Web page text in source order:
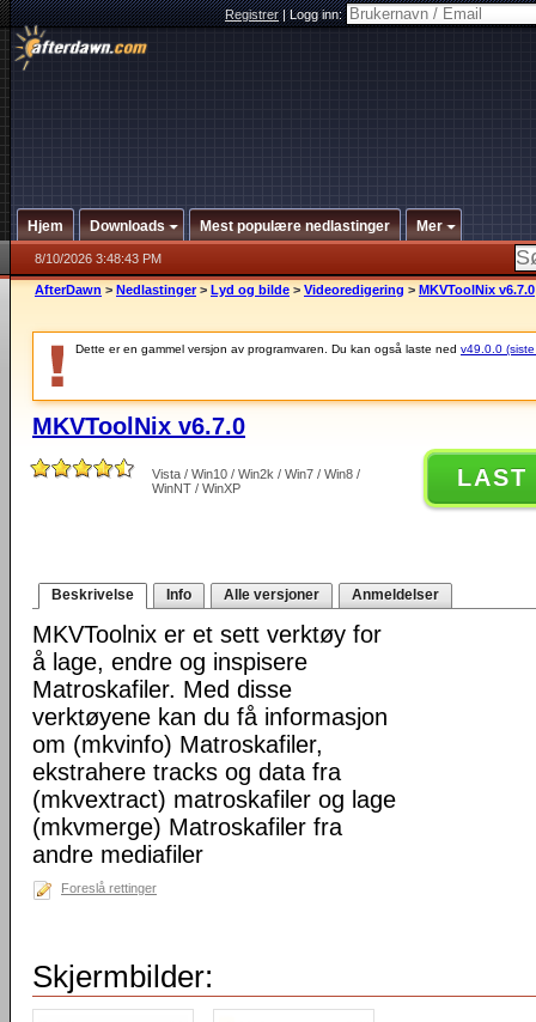
Registrer|Logg inn:
Hjem Downloads Mest populære nedlastinger Mer
8/10/2026 3:48:43 PM
AfterDawn > Nedlastinger > Lyd og bilde > Videoredigering > MKVToolNix v6.7.0
Dette er en gammel versjon av programvaren. Du kan også laste ned v49.0.0
MKVToolNix v6.7.0
Vista / Win10 / Win2k / Win7 / Win8 /
WinNT / WinXP
LAST
Beskrivelse Info Alle versjoner Anmeldelser
MKVToolnix er et sett verktøy for
å lage, endre og inspisere
Matroskafiler. Med disse
verktøyene kan du få informasjon
om (mkvinfo) Matroskafiler,
ekstrahere tracks og data fra
(mkvextract) matroskafiler og lage
(mkvmerge) Matroskafiler fra
andre mediafiler
Foreslå rettinger
Skjermbilder: